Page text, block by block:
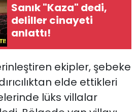
Sanık "Kaza" dedi,
deliller cinayeti
anlattı!
ekipler, şebeke
elde ettikleri
lüks villalar